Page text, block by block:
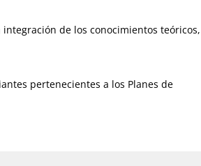
de los conocimientos teóricos,
pertenecientes a los Planes de